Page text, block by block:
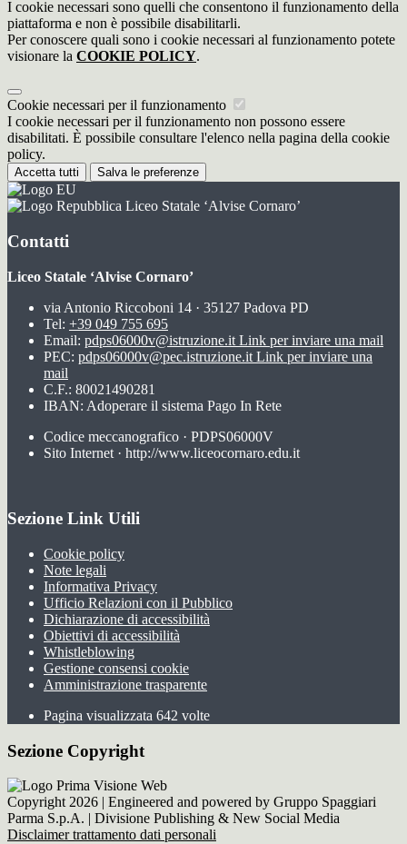
I cookie necessari sono quelli che consentono il funzionamento della
piattaforma e non è possibile disabilitarli.
Per conoscere quali sono i cookie necessari al funzionamento potete
visionare la COOKIE POLICY.
Cookie necessari per il funzionamento
I cookie necessari per il funzionamento non possono essere
disabilitati. È possibile consultare l'elenco nella pagina della cookie
policy.
Accetta tutti Salva le preferenze
Liceo Statale ‘Alvise Cornaro’
Contatti
Liceo Statale ‘Alvise Cornaro’
via Antonio Riccoboni 14 · 35127 Padova PD
Tel: +39 049 755 695
Email: pdps06000v@istruzione.it Link per inviare una mail
PEC: pdps06000v@pec.istruzione.it Link per inviare una
mail
C.F.: 80021490281
IBAN: Adoperare il sistema Pago In Rete
Codice meccanografico · PDPS06000V
Sito Internet · http://www.liceocornaro.edu.it
Sezione Link Utili
Cookie policy
Note legali
Informativa Privacy
Ufficio Relazioni con il Pubblico
Dichiarazione di accessibilità
Obiettivi di accessibilità
Whistleblowing
Gestione consensi cookie
Amministrazione trasparente
Pagina visualizzata 642 volte
Sezione Copyright
Copyright 2026 | Engineered and powered by Gruppo Spaggiari
Parma S.p.A. | Divisione Publishing & New Social Media
Disclaimer trattamento dati personali